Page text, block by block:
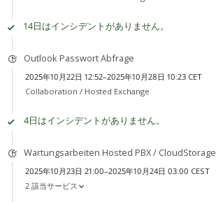
14日はインシデントがありません。
Outlook Passwort Abfrage
2025年10月22日 12:52–2025年10月28日 10:23 CET
Collaboration / Hosted Exchange
4日はインシデントがありません。
Wartungsarbeiten Hosted PBX / CloudStorage
2025年10月23日 21:00–2025年10月24日 03:00 CEST
2 該当サービス